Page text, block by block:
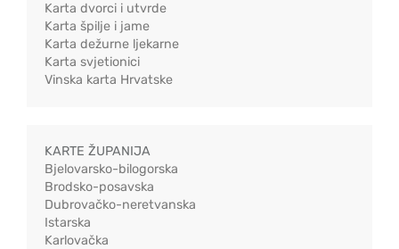
Karta dvorci i utvrde
Karta špilje i jame
Karta dežurne ljekarne
Karta svjetionici
Vinska karta Hrvatske
KARTE ŽUPANIJA
Bjelovarsko-bilogorska
Brodsko-posavska
Dubrovačko-neretvanska
Istarska
Karlovačka